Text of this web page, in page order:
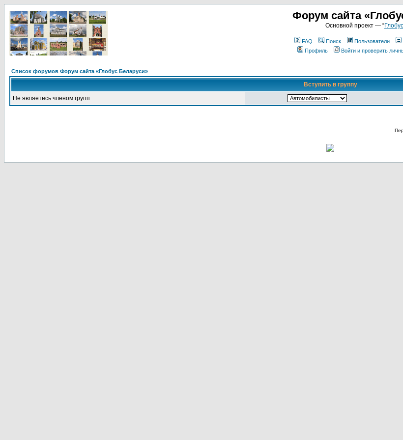
Форум сайта
Основной проект — “
FAQ Поиск Пользователи
Профиль
Войти и проверить
Список форумов Форум сайта «Глобус Беларуси»
Вступить в группу
Не являетесь членом групп